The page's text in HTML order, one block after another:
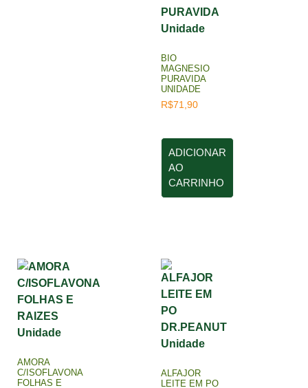
BIO
MAGNESIO
PURAVIDA
UNIDADE
R$71,90
ADICIONAR
AO
CARRINHO
AMORA
C/ISOFLAVONA
FOLHAS E
ALFAJOR
LEITE EM PO